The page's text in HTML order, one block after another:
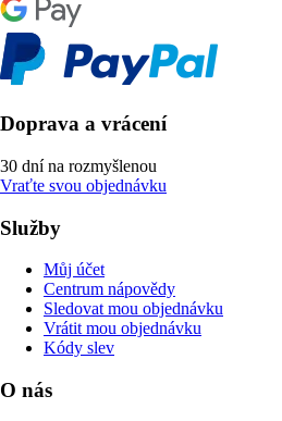
Doprava a vrácení
30 dní na rozmyšlenou
Vraťte svou objednávku
Služby
Můj účet
Centrum nápovědy
Sledovat mou objednávku
Vrátit mou objednávku
Kódy slev
O nás